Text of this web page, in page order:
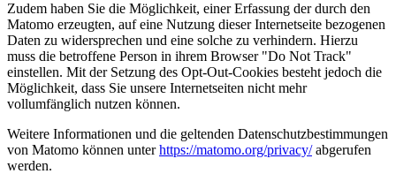
Zudem haben Sie die Möglichkeit, einer Erfassung der durch den
Matomo erzeugten, auf eine Nutzung dieser Internetseite bezogenen
Daten zu widersprechen und eine solche zu verhindern. Hierzu
muss die betroffene Person in ihrem Browser "Do Not Track"
einstellen. Mit der Setzung des Opt-Out-Cookies besteht jedoch die
Möglichkeit, dass Sie unsere Internetseiten nicht mehr
vollumfänglich nutzen können.
Weitere Informationen und die geltenden Datenschutzbestimmungen
von Matomo können unterhttps://matomo.org/privacy/abgerufen
werden.